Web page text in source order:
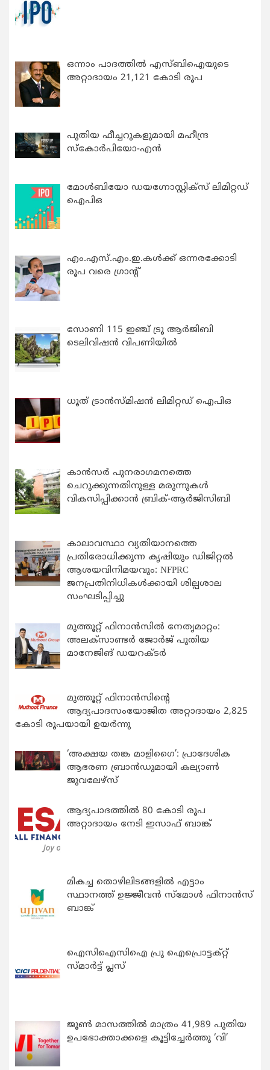
ഒന്നാം പാദത്തിൽ എസ്ബിഐയുടെ
അറ്റാദായം 21,121 കോടി രൂപ
പുതിയ ഫീച്ചറുകളുമായി മഹീന്ദ്ര
സ്കോർപിയോ-എൻ
മോൾബിയോ ഡയഗ്നോസ്റ്റിക്സ് ലിമിറ്റഡ്
ഐപിഒ
എം.എസ്.എം.ഇ.കൾക്ക് ഒന്നരക്കോടി
രൂപ വരെ ഗ്രാന്റ്
സോണി 115 ഇഞ്ച് ട്രൂ ആർജിബി
ടെലിവിഷൻ വിപണിയിൽ
ധൂത് ട്രാൻസ്മിഷൻ ലിമിറ്റഡ് ഐപിഒ
കാന്‍സര്‍ പുനരാഗമനത്തെ
ചെറുക്കുന്നതിനുള്ള മരുന്നുകള്‍
വികസിപ്പിക്കാന്‍ ബ്രിക്-ആര്‍ജിസിബി
കാലാവസ്ഥാ വ്യതിയാനത്തെ
പ്രതിരോധിക്കുന്ന കൃഷിയും ഡിജിറ്റൽ
ആശയവിനിമയവും: NFPRC
ജനപ്രതിനിധികൾക്കായി ശില്പശാല
സംഘടിപ്പിച്ചു
മുത്തൂറ്റ് ഫിനാൻസിൽ നേതൃമാറ്റം:
അലക്സാണ്ടർ ജോർജ് പുതിയ
മാനേജിങ് ഡയറക്ടർ
മുത്തൂറ്റ് ഫിനാൻസിന്റെ
ആദ്യപാദസംയോജിത അറ്റാദായം 2,825
കോടി രൂപയായി ഉയർന്നു
‘അക്ഷയ തങ്ക മാളിഗൈ’: പ്രാദേശിക
ആഭരണ ബ്രാന്‍ഡുമായി കല്യാണ്‍
ജുവലേഴ്‌സ്
ആദ്യപാദത്തിൽ 80 കോടി രൂപ
അറ്റാദായം നേടി ഇസാഫ് ബാങ്ക്
മികച്ച തൊഴിലിടങ്ങളിൽ എട്ടാം
സ്ഥാനത്ത് ഉജ്ജീവൻ സ്മോൾ ഫിനാൻസ്
ബാങ്ക്
ഐസിഐസിഐ പ്രു ഐപ്രൊട്ടക്റ്റ്
സ്മാർട്ട് പ്ലസ്
ജൂൺ മാസത്തിൽ മാത്രം 41,989 പുതിയ
ഉപഭോക്താക്കളെ കൂട്ടിച്ചേർത്തു ‘വി’